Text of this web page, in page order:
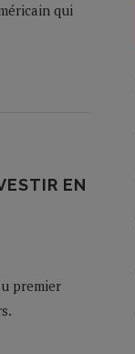
qui
EN
premier